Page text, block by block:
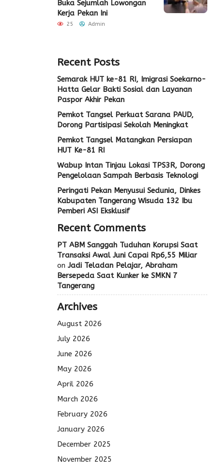
Buka Sejumlah Lowongan
Kerja Pekan Ini
25 Admin
Recent Posts
Semarak HUT ke-81 RI, Imigrasi Soekarno-
Hatta Gelar Bakti Sosial dan Layanan
Paspor Akhir Pekan
Pemkot Tangsel Perkuat Sarana PAUD,
Dorong Partisipasi Sekolah Meningkat
Pemkot Tangsel Matangkan Persiapan
HUT Ke-81 RI
Wabup Intan Tinjau Lokasi TPS3R, Dorong
Pengelolaan Sampah Berbasis Teknologi
Peringati Pekan Menyusui Sedunia, Dinkes
Kabupaten Tangerang Wisuda 132 Ibu
Pemberi ASI Eksklusif
Recent Comments
PT ABM Sanggah Tuduhan Korupsi Saat
Transaksi Awal Juni Capai Rp6,55 Miliar
on Jadi Teladan Pelajar, Abraham
Bersepeda Saat Kunker ke SMKN 7
Tangerang
Archives
August 2026
July 2026
June 2026
May 2026
April 2026
March 2026
February 2026
January 2026
December 2025
November 2025